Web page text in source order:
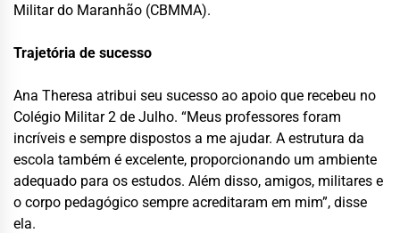
Militar do Maranhão (CBMMA).
Trajetória de sucesso
Ana Theresa atribui seu sucesso ao apoio que recebeu no
Colégio Militar 2 de Julho. “Meus professores foram
incríveis e sempre dispostos a me ajudar. A estrutura da
escola também é excelente, proporcionando um ambiente
adequado para os estudos. Além disso, amigos, militares e
o corpo pedagógico sempre acreditaram em mim”, disse
ela.